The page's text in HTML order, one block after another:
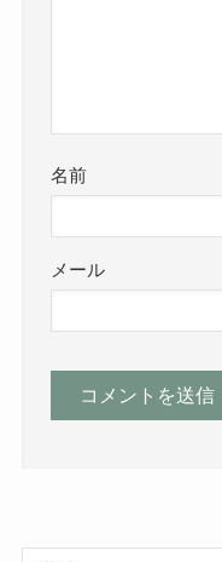
名前
メール